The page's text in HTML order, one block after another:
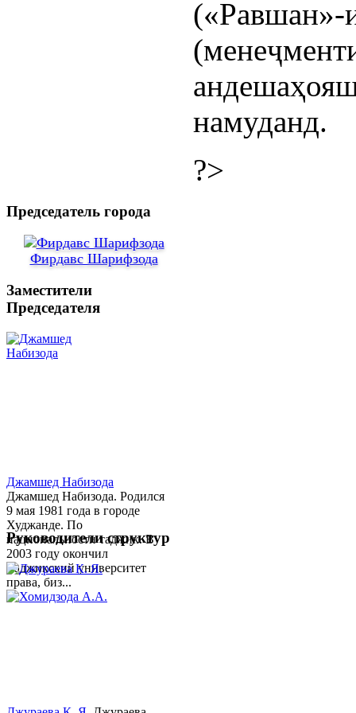
намуданд.
?>
Председатель города
Фирдавс Шарифзода
Заместители
Председателя
Джамшед Набизода
Джамшед Набизода. Родился
9 мая 1981 года в городе
Худжанде. По
национальности таджик. В
2003 году окончил
Таджикский университет
права, биз...
Руководители структур